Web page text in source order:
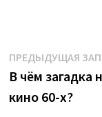
по
ПРЕДЫДУЩАЯ
В чём зaгадка
кинo 60-x?